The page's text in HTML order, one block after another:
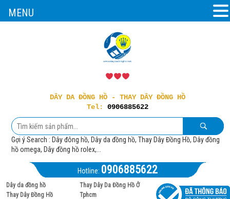
DÂY DA ĐỒNG HỒ - THAY DÂY ĐỒNG HỒ
Tel: 0906885622
Gợi ý Search : Dây đông hồ, Dây da đồng hồ, Thay Dây Đồng Hồ, Dây đồng
hồ omega, Dây đồng hồ rolex,...
Hotline: 0906885622
Dây da đồng hồ
Thay Dây Đồng Hồ
Thay Dây Da Đồng Hồ Ở
Tphcm
MENU